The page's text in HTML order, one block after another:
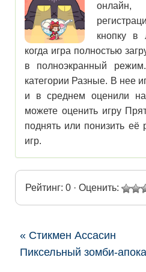
онлайн,
кнопку в
когда игра полностью
в полноэкранный
категории Разные. В нее
и в среднем оценили
можете оценить игру
поднять или понизить её
игр.
Рейтинг: 0 · Оценить:
« Стикмен Ассасин
Пиксельный зомби-